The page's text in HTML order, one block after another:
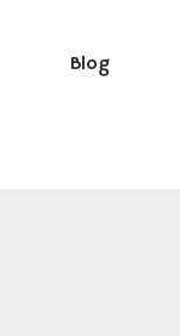
Blog